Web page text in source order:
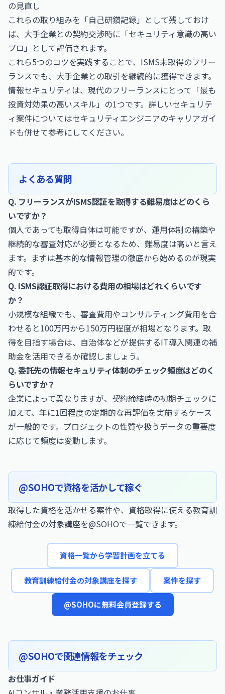
の見直し
これらの取り組みを「自己研鑽記録」として残しておけ
ば、大手企業との契約交渉時に「セキュリティ意識の高い
プロ」として評価されます。
これら5つのコツを実践することで、ISMS未取得のフリー
ランスでも、大手企業との取引を継続的に獲得できます。
情報セキュリティは、現代のフリーランスにとって「最も
投資対効果の高いスキル」の1つです。詳しいセキュリテ
ィ案件についてはセキュリティエンジニアのキャリアガイ
ドも併せて参考にしてください。
よくある質問
Q. フリーランスがISMS認証を取得する難易度はどのくら
いですか？
個人であっても取得自体は可能ですが、運用体制の構築や
継続的な審査対応が必要となるため、難易度は高いと言え
ます。まずは基本的な情報管理の徹底から始めるのが現実
的です。
Q. ISMS認証取得における費用の相場はどれくらいです
か？
小規模な組織でも、審査費用やコンサルティング費用を合
わせると100万円から150万円程度が相場となります。取
得を目指す場合は、自治体などが提供するIT導入関連の補
助金を活用できるか確認しましょう。
Q. 委託先の情報セキュリティ体制のチェック頻度はどのく
らいですか？
企業によって異なりますが、契約締結時の初期チェックに
加えて、年に1回程度の定期的な再評価を実施するケース
が一般的です。プロジェクトの性質や扱うデータの重要度
に応じて頻度は変動します。
@SOHOで資格を活かして稼ぐ
取得した資格を活かせる案件や、資格取得に使える教育訓
練給付金の対象講座を@SOHOで一覧できます。
資格一覧から学習計画を立てる
教育訓練給付金の対象講座を探す 案件を探す
@SOHOに無料会員登録する
@SOHOで関連情報をチェック
お仕事ガイド